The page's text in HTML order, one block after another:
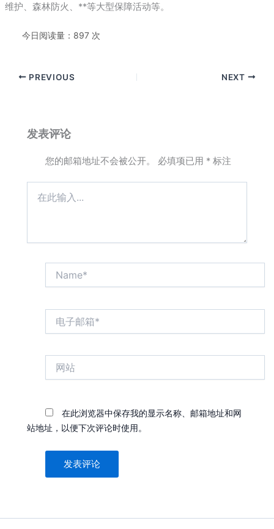
维护、森林防火、**等大型保障活动等。
今日阅读量：897 次
PREVIOUS NEXT
发表评论
您的邮箱地址不会被公开。 必填项已用 *标注
在此浏览器中保存我的显示名称、邮箱地址和网
站地址，以便下次评论时使用。